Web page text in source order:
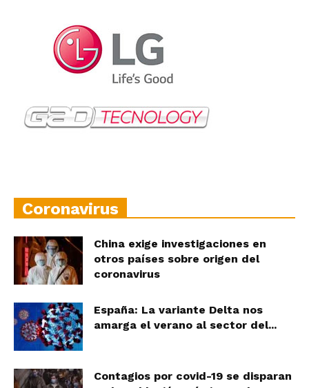
Coronavirus
China exige investigaciones en
otros países sobre origen del
coronavirus
España: La variante Delta nos
amarga el verano al sector del...
Contagios por covid-19 se disparan